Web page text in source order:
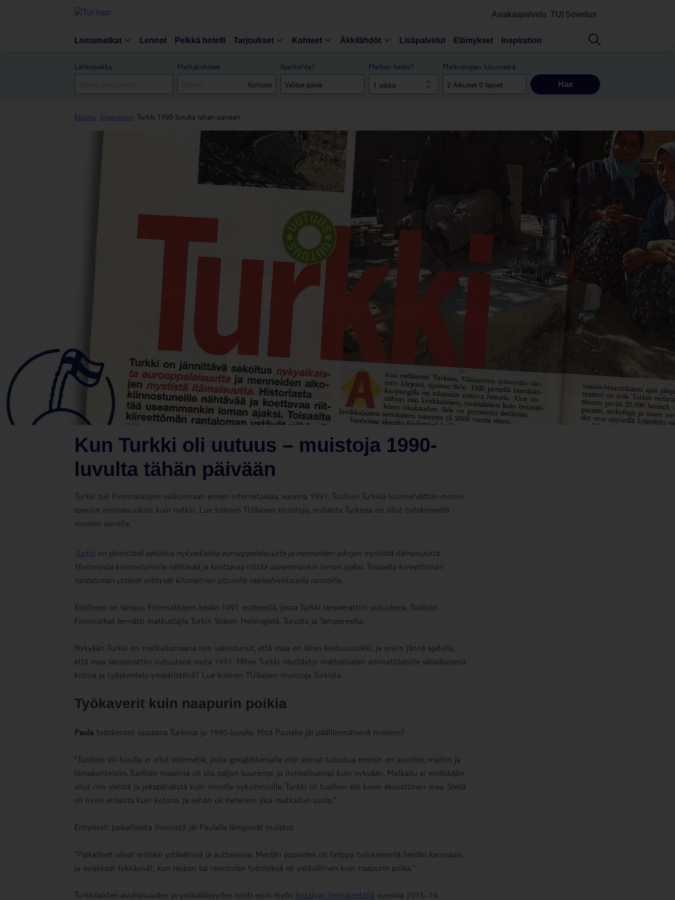
Asiakaspalvelu TUI Sovellus
Lomamatkat Lennot Pelkkä hotelli Tarjoukset Kohteet Äkkilähdöt Lisäpalvelut Elämykset Inspiration
Lähtöpaikka
Matkakohteet
Kohteet
Ajankohta? Matkan kesto?
1 viikko
Matkustajien lukumäärä
Hae
Etusivu Inspiration Turkki 1990 luvulta tahan paivaan
Kun Turkki oli uutuus – muistoja 1990-
luvulta tähän päivään
Turkki tuli Finnmatkojen valikoimaan ennen internetaikaa, vuonna 1991. Tuolloin Turkkia luonnehdittiin monin
samoin ominaisuuksin kuin nytkin. Lue kolmen TUIlaisen muistoja, millaista Turkissa on ollut työskennellä
vuosien varrella.
Turkkion jännittävä sekoitus nykyaikaista eurooppalaisuutta ja menneiden aikojen mystistä itämaisuutta.
Historiasta kiinnostuneille nähtävää ja koettavaa riittää useammankin loman ajaksi. Toisaalta kiireettömän
rantaloman ystävät viihtyvät kilometrien pituisilla vaaleahiekkaisilla rannoilla.
Edellinen on lainaus Finnmatkojen kesän 1991 esitteestä, jossa Turkki lanseerattiin uutuutena. Tuolloin
Finnmatkat lennätti matkustajia Turkin Sideen Helsingistä, Turusta ja Tampereelta.
Nykyään Turkki on matkailumaana niin vakiintunut, että maa on lähes kestosuosikki, ja onkin jännä ajatella,
että maa lanseerattiin uutuutena vasta 1991. Miten Turkki näyttäytyi matkailualan ammattilaisille väliaikaisena
kotina ja työskentely-ympäristönä? Lue kolmen TUIlaisen muistoja Turkista.
Työkaverit kuin naapurin poikia
Paula työskenteli oppaana Turkissa jo 1990-luvulla. Mitä Paulalle jäi päällimmäisenä mieleen?
”Tuolloin 90-luvulla ei ollut internetiä, josta googlettamalla olisi voinut tutustua moniin eri asioihin, maihin ja
lomakohteisiin. Tuolloin maailma oli siis paljon suurempi ja ihmeellisempi kuin nykyään. Matkailu ei myöskään
ollut niin yleistä ja jokapäiväistä kuin monille nykyihmisille. Turkki oli tuolloin siis kovin eksoottinen maa. Siellä
oli hyvin erilaista kuin kotona, ja sehän oli tietenkin yksi matkailun suola.”
Erityisesti paikallisista ihmisistä jäi Paulalle lämpimät muistot.
”Paikalliset olivat erittäin ystävällisiä ja auttavaisia. Meidän oppaiden oli helppo työskennellä heidän kanssaan,
ja asiakkaat tykkäsivät, kun respan tai ravintolan työntekijä oli ystävällinen kuin naapurin poika.”
Turkkilaisten avuliaisuuden ja ystävällisyyden nosti esiin myös Antalyan lentokentällä vuosina 2015–16